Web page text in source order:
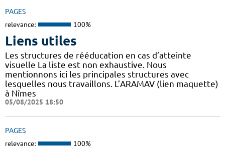
PAGES
relevance: 100%
Liens utiles
Les structures de rééducation en cas d’atteinte
visuelle La liste est non exhaustive. Nous
mentionnons ici les principales structures avec
lesquelles nous travaillons. L’ARAMAV (lien maquette)
à Nîmes
05/08/2025 18:50
PAGES
relevance: 100%